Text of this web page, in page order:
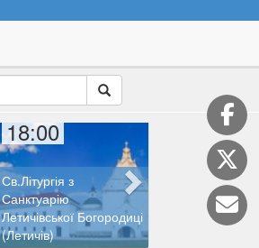
18:00
Св.Літургія з
Санктуарію
Летичівської Богородиці
(Летичів)
19:00